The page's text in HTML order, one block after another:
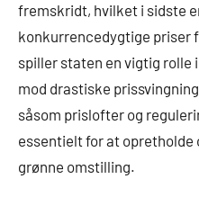
fremskridt, hvilket i sidste
konkurrencedygtige priser
spiller staten en vigtig rolle
mod drastiske
såsom prislofter og
essentielt for at
grønne omstilling.